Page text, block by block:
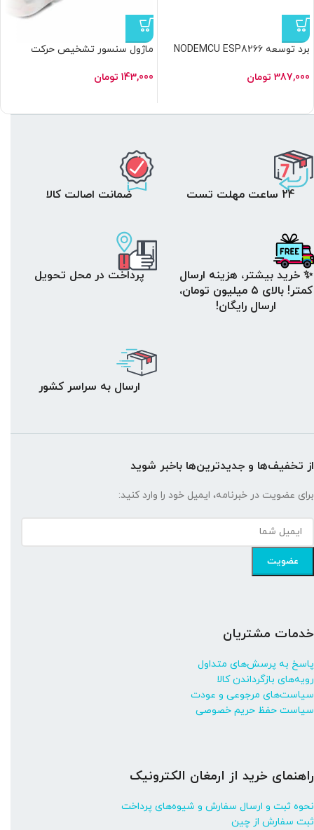
برد توسعه NODEMCU ESP8266
387,000 تومان
ماژول سنسور تشخیص حرکت
143,000 تومان
ضمانت اصالت کالا 24 ساعت مهلت تست
پرداخت در محل تحویل
✨ خرید بیشتر، هزینه ارسال
کمتر! بالای ۵ میلیون تومان،
ارسال رایگان!
ارسال به سراسر کشور
از تخفیف‌ها و جدیدترین‌ها باخبر شوید
برای عضویت در خبرنامه، ایمیل خود را وارد کنید:
خدمات مشتریان
پاسخ به پرسش‌های متداول
رویه‌های بازگرداندن کالا
سیاست‌های مرجوعی و عودت
سیاست حفظ حریم خصوصی
راهنمای خرید از ارمغان الکترونیک
نحوه ثبت و ارسال سفارش و شیوه‌های پرداخت
ثبت سفارش از چین